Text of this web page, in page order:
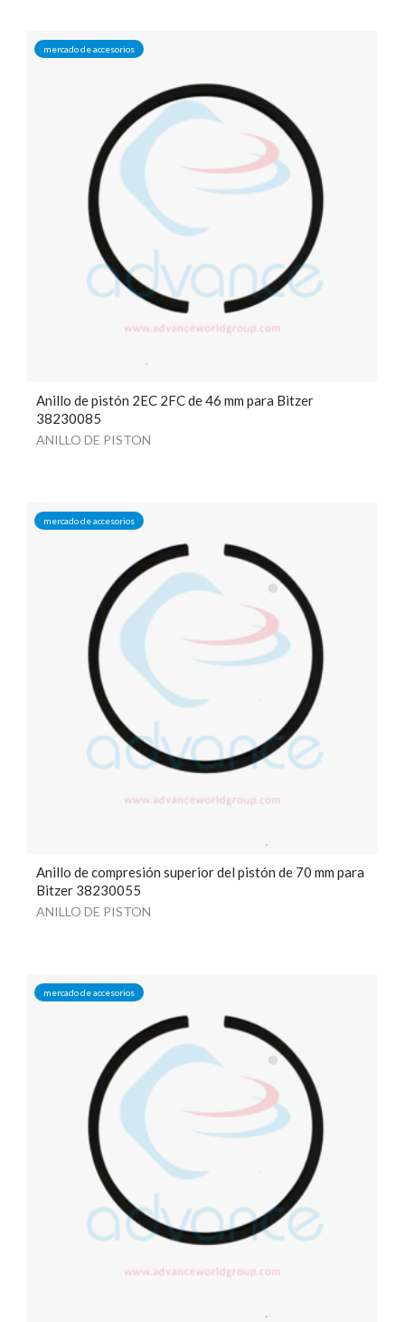
mercado de accesorios
Anillo de pistón 2EC 2FC de 46 mm para Bitzer
38230085
ANILLO DE PISTON
mercado de accesorios
Anillo de compresión superior del pistón de 70 mm para
Bitzer 38230055
ANILLO DE PISTON
mercado de accesorios